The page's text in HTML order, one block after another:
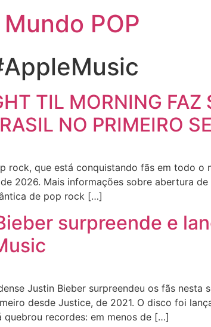
POP
TIL MORNING FAZ
NO PRIMEIRO
rock, que está conquistando fãs em todo o
2026. Mais informações sobre abertura
de pop rock […]
surpreende e
Justin Bieber surpreendeu os fãs
desde Justice, de 2021. O disco foi
quebrou recordes: em menos de […]